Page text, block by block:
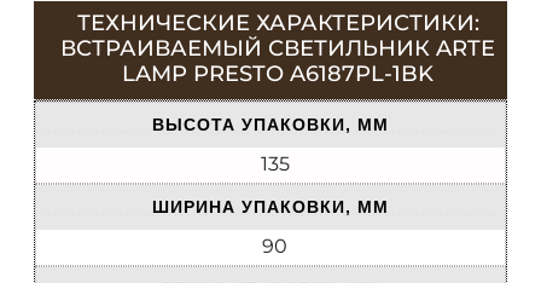
ТЕХНИЧЕСКИЕ ХАРАКТЕРИСТИКИ:
ВСТРАИВАЕМЫЙ СВЕТИЛЬНИК ARTE
LAMP PRESTO A6187PL-1BK
ВЫСОТА УПАКОВКИ, ММ
135
ШИРИНА УПАКОВКИ, ММ
90